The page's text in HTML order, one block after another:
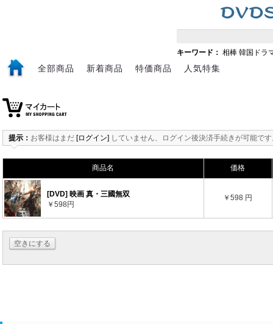
キーワード： 相棒 韓国ドラ
全部商品 新着商品 特価商品 人気特集
提示： お客様はまだ [ログイン] していません、ログイン後決済手続きが可能で
商品名 価格
[DVD] 映画 真・三國無双
￥598円
￥598 円
空きにする